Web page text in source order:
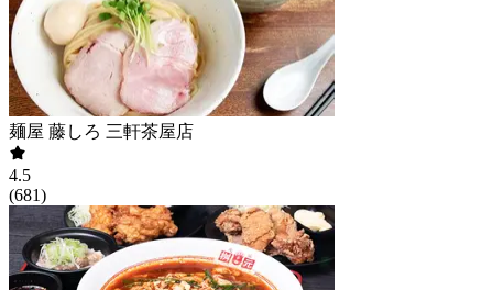
麺屋 藤しろ 三軒茶屋店
4.5
(681)